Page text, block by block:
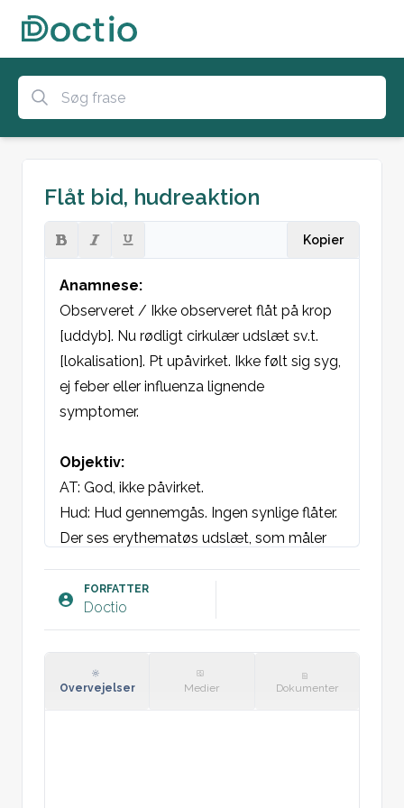
Flåt bid, hudreaktion
Kopier
Anamnese:
Observeret / Ikke observeret flåt på krop
[uddyb]. Nu rødligt cirkulær udslæt sv.t.
[lokalisation]. Pt upåvirket. Ikke følt sig syg,
ej feber eller influenza lignende
symptomer.
Objektiv:
AT: God, ikke påvirket.
Hud: Hud gennemgås. Ingen synlige flåter.
Der ses erythematøs udslæt, som måler
Plan:
at holde øje med forandringen. Igen ved
FORFATTER
Doctio
Overvejelser Medier Dokumenter